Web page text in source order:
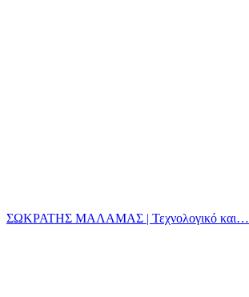
ΣΩΚΡΑΤΗΣ ΜΑΛΑΜΑΣ | Τεχνολογικό και…